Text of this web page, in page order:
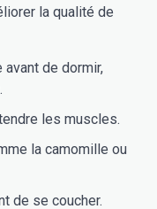
la qualité de
de dormir,
les muscles.
la camomille ou
de se coucher.